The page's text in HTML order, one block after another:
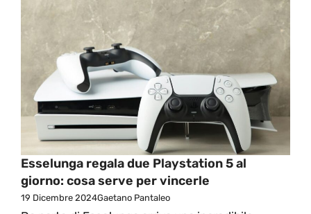
Esselunga regala due Playstation 5 al
giorno: cosa serve per vincerle
19 Dicembre 2024Gaetano Pantaleo